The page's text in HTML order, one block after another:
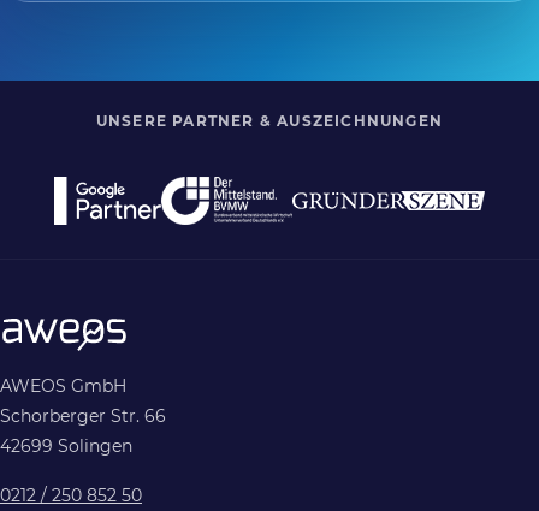
UNSERE PARTNER & AUSZEICHNUNGEN
AWEOS GmbH
Schorberger Str. 66
42699 Solingen
0212 / 250 852 50